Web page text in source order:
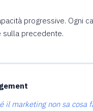
progressive. Ogni
sulla precedente.
il marketing non sa cosa